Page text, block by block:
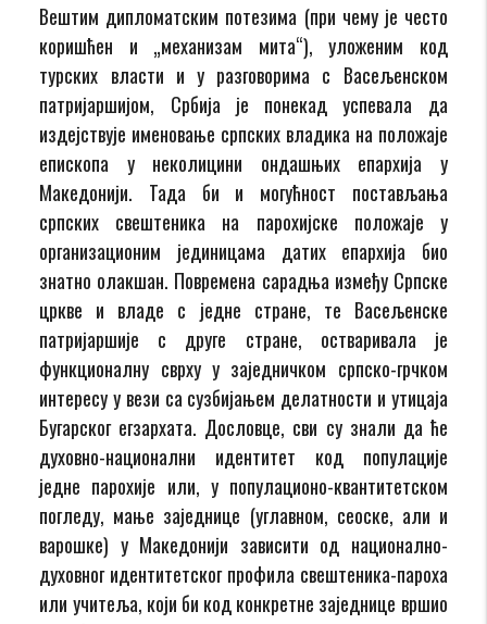
Вештим дипломатским потезима (при чему је често
коришћен и „механизам мита“), уложеним код
турских власти и у разговорима с Васељенском
патријаршијом, Србија је понекад успевала да
издејствује именовање српских владика на положаје
епископа у неколицини ондашњих епархија у
Македонији. Тада би и могућност постављања
српских свештеника на парохијске положаје у
организационим јединицама датих епархија био
знатно олакшан. Повремена сарадња између Српске
цркве и владе с једне стране, те Васељенске
патријаршије с друге стране, остваривала је
функционалну сврху у заједничком српско-грчком
интересу у вези са сузбијањем делатности и утицаја
Бугарског егзархата. Дословце, сви су знали да ће
духовно-национални идентитет код популације
једне парохије или, у популационо-квантитетском
погледу, мање заједнице (углавном, сеоске, али и
варошке) у Македонији зависити од национално-
духовног идентитетског профила свештеника-пароха
или учитеља, који би код конкретне заједнице вршио